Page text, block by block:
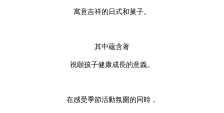
寓意吉祥的日式和菓子。
其中蘊含著
祝願孩子健康成長的意義。
在感受季節活動氛圍的同時，